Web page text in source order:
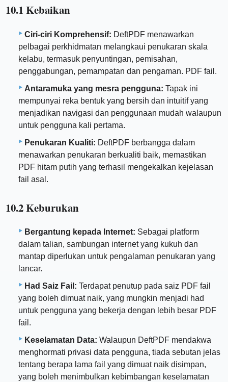
10.1 Kebaikan
Ciri-ciri Komprehensif: DeftPDF menawarkan
pelbagai perkhidmatan melangkaui penukaran skala
kelabu, termasuk penyuntingan, pemisahan,
penggabungan, pemampatan dan pengaman. PDF fail.
Antaramuka yang mesra pengguna: Tapak ini
mempunyai reka bentuk yang bersih dan intuitif yang
menjadikan navigasi dan penggunaan mudah walaupun
untuk pengguna kali pertama.
Penukaran Kualiti: DeftPDF berbangga dalam
menawarkan penukaran berkualiti baik, memastikan
PDF hitam putih yang terhasil mengekalkan kejelasan
fail asal.
10.2 Keburukan
Bergantung kepada Internet: Sebagai platform
dalam talian, sambungan internet yang kukuh dan
mantap diperlukan untuk pengalaman penukaran yang
lancar.
Had Saiz Fail: Terdapat penutup pada saiz PDF fail
yang boleh dimuat naik, yang mungkin menjadi had
untuk pengguna yang bekerja dengan lebih besar PDF
fail.
Keselamatan Data: Walaupun DeftPDF mendakwa
menghormati privasi data pengguna, tiada sebutan jelas
tentang berapa lama fail yang dimuat naik disimpan,
yang boleh menimbulkan kebimbangan keselamatan